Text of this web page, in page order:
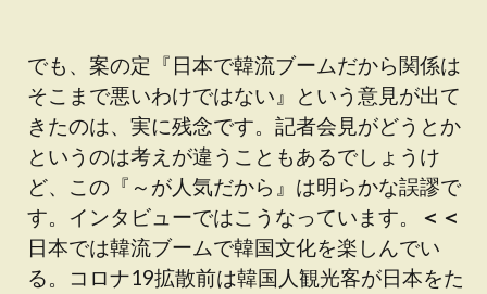
でも、案の定『日本で韓流ブームだから関係は
そこまで悪いわけではない』という意見が出て
きたのは、実に残念です。記者会見がどうとか
というのは考えが違うこともあるでしょうけ
ど、この『～が人気だから』は明らかな誤謬で
す。インタビューではこうなっています。
＜＜
日本では韓流ブームで韓国文化を楽しんでい
る。コロナ19拡散前は韓国人観光客が日本をた